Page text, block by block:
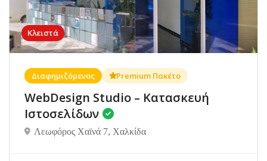
Κλειστά
Διαφημιζόμενος Premium Πακέτο
WebDesign Studio – Κατασκευή
Ιστοσελίδων
Λεωφόρος Χαϊνά 7, Χαλκίδα